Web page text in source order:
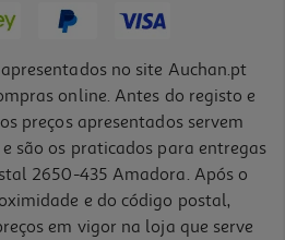
no site Auchan.pt
online. Antes do registo e
preços apresentados servem
são os praticados para entregas
2650-435 Amadora. Após o
e do código postal,
em vigor na loja que serve